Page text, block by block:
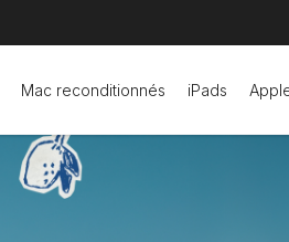
Mac reconditionnés iPads